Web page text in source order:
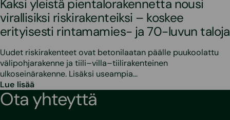
Kaksi yleistä pientalorakennetta nousi
virallisiksi riskirakenteiksi – koskee
erityisesti rintamamies- ja 70-luvun taloja
Uudet riskirakenteet ovat betonilaatan päälle puukoolattu
välipohjarakenne ja tiili–villa–tiilirakenteinen
ulkoseinärakenne. Lisäksi useampia…
Lue lisää
Ota yhteyttä